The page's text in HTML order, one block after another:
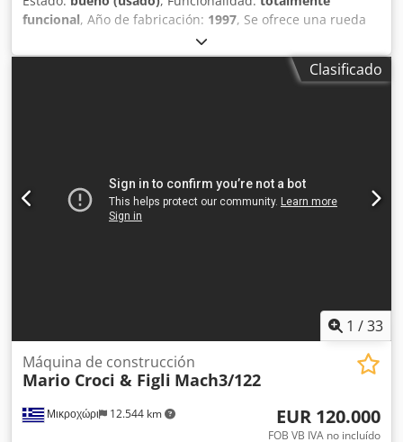
funcional, Año de fabricación: 1997, Se ofrece una rueda
de cangilones usada de la marca Fiebig. Dcjdozbawkjpfx
Aivek Modelo: E80 FS, año de fabricación 1997, Capacidad:
80 m³/h, Mezcla: 300 m³/h Accionamiento: 4 kW, Longitud:
Clasificado
1 /33
Μικροχώρι 12.544 km
Máquina de construcción
Mario Croci & Figli Mach3/122
EUR 120.000
FOB VB IVA no incluído